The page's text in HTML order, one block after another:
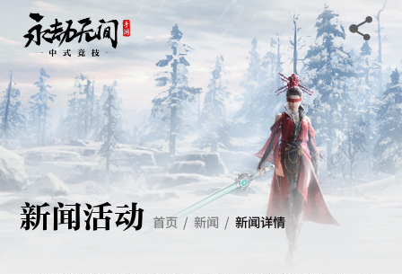
新闻活动 首页 新闻 新闻详情